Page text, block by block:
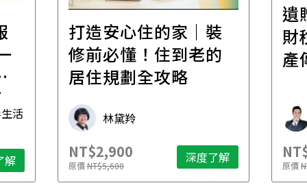
活
解
打造安心住的家｜裝
修前必懂！住到老的
居住規劃全攻略
林黛羚
NT$2,900
原價NT$5,600 深度了解
遺
財
產
原價